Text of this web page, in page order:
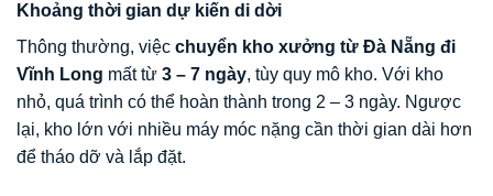
Khoảng thời gian dự kiến di dời
Thông thường, việc chuyển kho xưởng từ Đà Nẵng đi
Vĩnh Long mất từ 3 – 7 ngày, tùy quy mô kho. Với kho
nhỏ, quá trình có thể hoàn thành trong 2 – 3 ngày. Ngược
lại, kho lớn với nhiều máy móc nặng cần thời gian dài hơn
để tháo dỡ và lắp đặt.